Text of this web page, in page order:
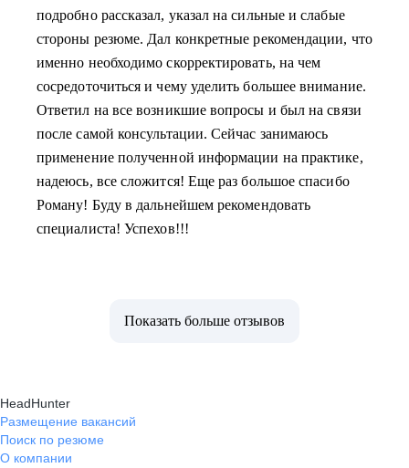
подробно рассказал, указал на сильные и слабые
стороны резюме. Дал конкретные рекомендации, что
именно необходимо скорректировать, на чем
сосредоточиться и чему уделить большее внимание.
Ответил на все возникшие вопросы и был на связи
после самой консультации. Сейчас занимаюсь
применение полученной информации на практике,
надеюсь, все сложится! Еще раз большое спасибо
Роману! Буду в дальнейшем рекомендовать
специалиста! Успехов!!!
Показать больше отзывов
HeadHunter
Размещение вакансий
Поиск по резюме
О компании